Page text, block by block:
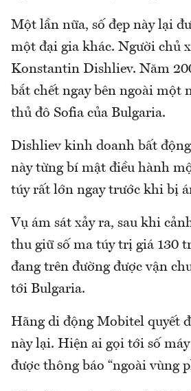
Một lần nữa, số đẹp này lại
một đại gia khác. Người chủ
Konstantin Dishliev. Năm
bắt chết ngay bên ngoài một
thủ đô Sofia của Bulgaria.
Dishliev kinh doanh bất
này từng bí mật điều hành
túy rất lớn ngay trước khi bị
Vụ ám sát xảy ra, sau khi
thu giữ số ma túy trị giá 130
đang trên đường được vận
tới Bulgaria.
Hãng di động Mobitel quyết
này lại. Hiện ai gọi tới số máy
được thông báo “ngoài vùng